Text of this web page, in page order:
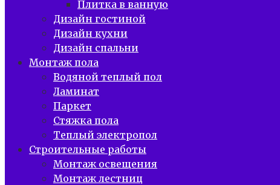
Плитка в ванную
Дизайн гостиной
Дизайн кухни
Дизайн спальни
Монтаж пола
Водяной теплый пол
Ламинат
Паркет
Стяжка пола
Теплый электропол
Строительные работы
Монтаж освещения
Монтаж лестниц